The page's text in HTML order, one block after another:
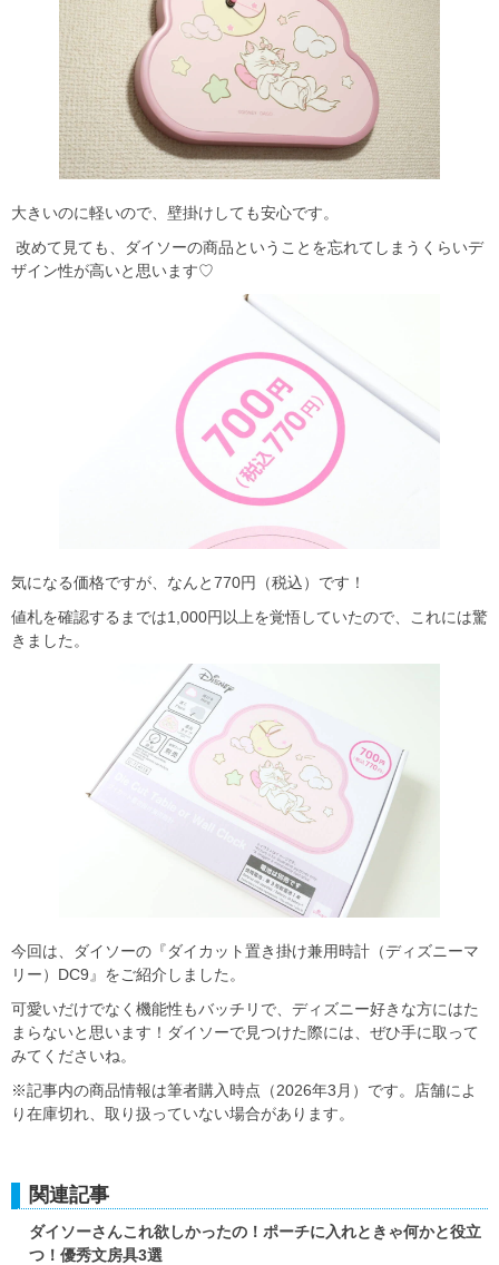
大きいのに軽いので、壁掛けしても安心です。
改めて見ても、ダイソーの商品ということを忘れてしまうくらいデ
ザイン性が高いと思います♡
気になる価格ですが、なんと770円（税込）です！
値札を確認するまでは1,000円以上を覚悟していたので、これには驚
きました。
今回は、ダイソーの『ダイカット置き掛け兼用時計（ディズニーマ
リー）DC9』をご紹介しました。
可愛いだけでなく機能性もバッチリで、ディズニー好きな方にはた
まらないと思います！ダイソーで見つけた際には、ぜひ手に取って
みてくださいね。
※記事内の商品情報は筆者購入時点（2026年3月）です。店舗によ
り在庫切れ、取り扱っていない場合があります。
関連記事
ダイソーさんこれ欲しかったの！ポーチに入れときゃ何かと役立
つ！優秀文房具3選